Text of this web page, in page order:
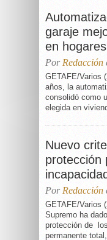
garaje
en
Por Redacción
GETAFE/Varios
años, la
consolidó como
elegida en
Nuevo
protección
Por Redacción
GETAFE/Varios
Supremo ha
protección de
permanente